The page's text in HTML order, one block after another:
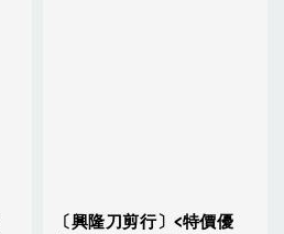
〔興隆刀剪行〕<特價優